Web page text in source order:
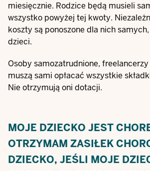
miesięcznie. Rodzice będą musieli
wszystko powyżej tej kwoty.
koszty są ponoszone dla nich
dzieci.
Osoby samozatrudnione,
muszą sami opłacać wszystkie
Nie otrzymują oni dotacji.
MOJE DZIECKO JEST
OTRZYMAM ZASIŁEK
DZIECKO, JEŚLI MOJE